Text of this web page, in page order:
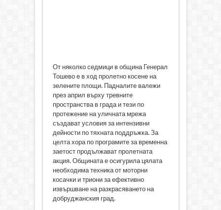
От няколко седмици в община Генерал
Тошево е в ход пролетно косене на
зелените площи. Падналите валежи
през април върху тревните
пространства в града и тези по
протежение на уличната мрежа
създават условия за интензивни
дейности по тяхната поддръжка. За
целта хора по програмите за временна
заетост продължават пролетната
акция. Общината е осигурила цялата
необходима техника от моторни
косачки и триони за ефективно
извършване на разкрасяването на
добруджанския град.